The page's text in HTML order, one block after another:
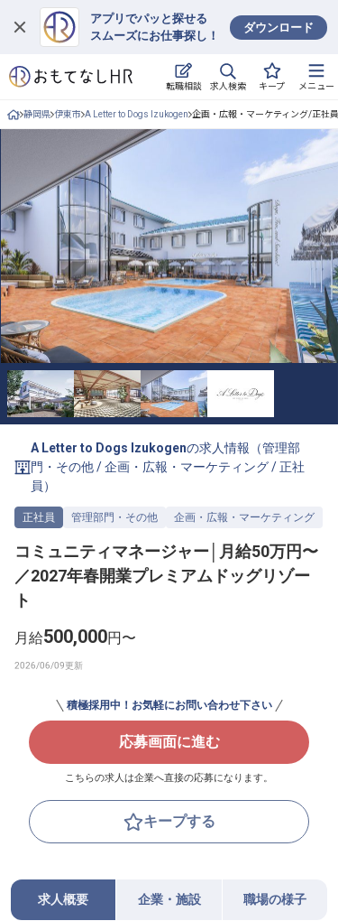
アプリでパッと探せる
スムーズにお仕事探し！
ダウンロード
転職相談 求人検索 キープ メニュー
ログイン
求人・施設を探す
キープした求人
就職・転職 合同説明会
おもてなしHRについて
ご利用の流れ
よくある質問
ホテル・宿泊業界情報コラム
無料 転職サポートに申し込む
静岡県 伊東市 A Letter to Dogs Izukogen 企画・広報・マーケティング/正社員
A Letter to Dogs Izukogenの求人情報（管理部
門・その他/企画・広報・マーケティング/正社
員 ）
正社員 管理部門・その他 企画・広報・マーケティング
コミュニティマネージャー│月給50万円〜
／2027年春開業プレミアムドッグリゾー
ト
月給500,000円〜
積極採用中！お気軽にお問い合わせ下さい
応募画面に進む
こちらの求人は企業へ直接の応募になります。
キープする
求人概要 企業・施設 職場の様子